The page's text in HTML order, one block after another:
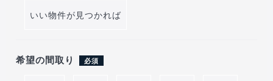
いい物件が見つかれば
希望の間取り 必須